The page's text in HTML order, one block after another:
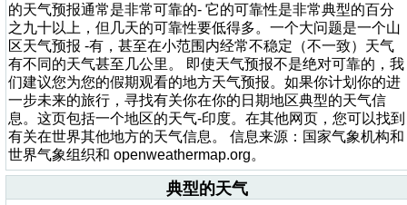
的天气预报通常是非常可靠的- 它的可靠性是非常典型的百分
之九十以上，但几天的可靠性要低得多。一个大问题是一个山
区天气预报 -有，甚至在小范围内经常不稳定（不一致）天气
有不同的天气甚至几公里。 即使天气预报不是绝对可靠的，我
们建议您为您的假期观看的地方天气预报。如果你计划你的进
一步未来的旅行，寻找有关你在你的日期地区典型的天气信
息。这页包括一个地区的天气-印度。在其他网页，您可以找到
有关在世界其他地方的天气信息。 信息来源：国家气象机构和
世界气象组织和 openweathermap.org。
典型的天气